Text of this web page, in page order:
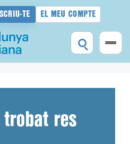
TE EL MEU COMPTE
trobat res